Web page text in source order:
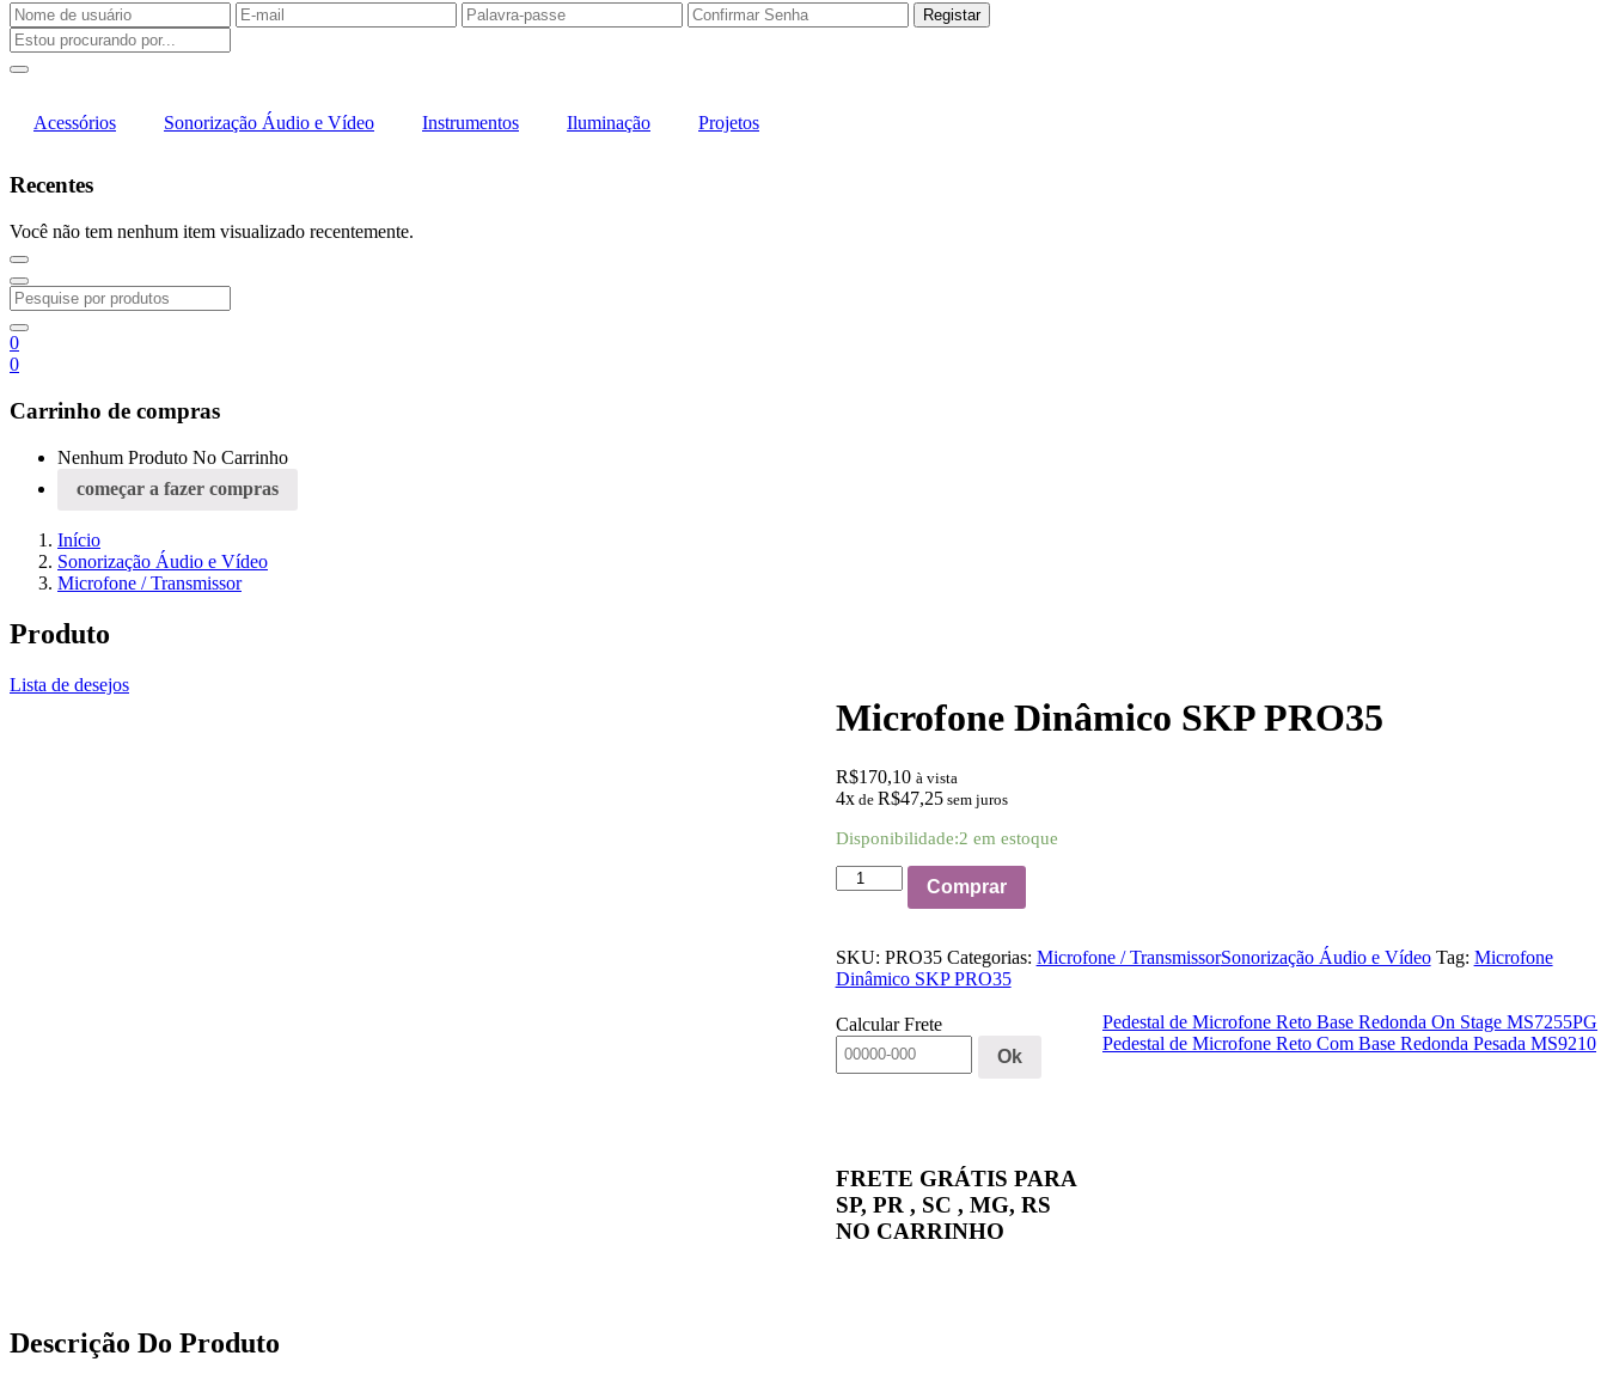
Acessórios Sonorização Áudio e Vídeo Instrumentos Iluminação Projetos
Recentes
Você não tem nenhum item visualizado recentemente.
0
0
Carrinho de compras
Nenhum Produto No Carrinho
começar a fazer compras
Início
Sonorização Áudio e Vídeo
Microfone / Transmissor
Produto
Lista de desejos
Microfone Dinâmico SKP PRO35
R$170,10 à vista
4xde R$47,25sem juros
Disponibilidade:2 em estoque
Microfone
Dinâmico
quantidade
Comprar
SKU: PRO35 Categorias: Microfone / TransmissorSonorização Áudio e Vídeo Tag: Microfone
Dinâmico SKP PRO35
Calcular Frete
Ok
Pedestal de Microfone Reto Base Redonda On Stage MS7255PG
Pedestal de Microfone Reto Com Base Redonda Pesada MS9210
FRETE GRÁTIS PARA
SP, PR , SC , MG, RS
NO CARRINHO
Descrição Do Produto